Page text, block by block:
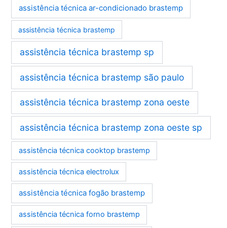
assistência técnica ar-condicionado brastemp
assistência técnica brastemp
assistência técnica brastemp sp
assistência técnica brastemp são paulo
assistência técnica brastemp zona oeste
assistência técnica brastemp zona oeste sp
assistência técnica cooktop brastemp
assistência técnica electrolux
assistência técnica fogão brastemp
assistência técnica forno brastemp